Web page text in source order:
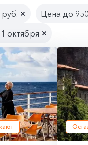
Цена до
октября